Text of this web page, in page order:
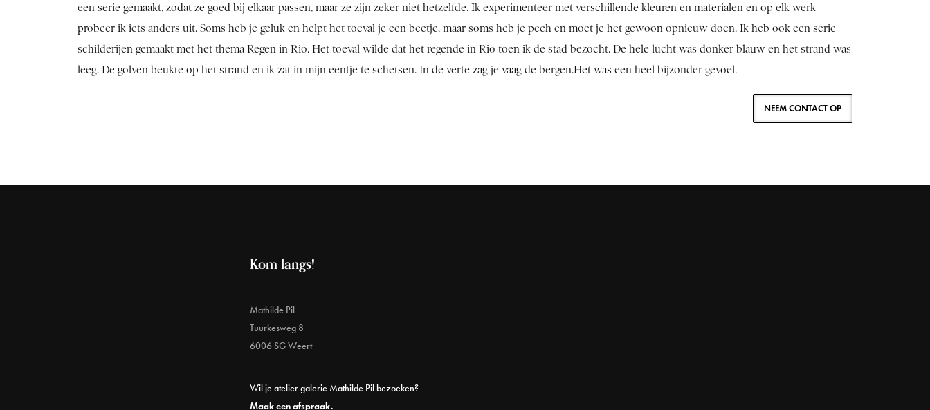
een serie gemaakt, zodat ze goed bij elkaar passen, maar ze zijn zeker niet hetzelfde. Ik experimenteer met verschillende kleuren en materialen en op elk werk
probeer ik iets anders uit. Soms heb je geluk en helpt het toeval je een beetje, maar soms heb je pech en moet je het gewoon opnieuw doen. Ik heb ook een serie
schilderijen gemaakt met het thema Regen in Rio. Het toeval wilde dat het regende in Rio toen ik de stad bezocht. De hele lucht was donker blauw en het strand was
leeg. De golven beukte op het strand en ik zat in mijn eentje te schetsen. In de verte zag je vaag de bergen.Het was een heel bijzonder gevoel.
NEEM CONTACT OP
Kom langs!
Mathilde Pil
Tuurkesweg 8
6006 SG Weert
Wil je atelier galerie Mathilde Pil bezoeken?
Maak een afspraak.